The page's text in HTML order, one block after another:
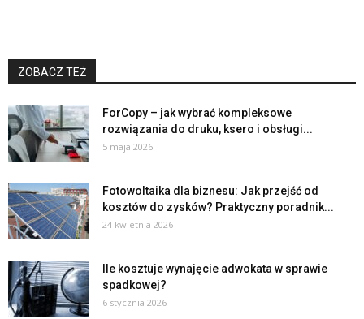
ZOBACZ TEŻ
ForCopy – jak wybrać kompleksowe
rozwiązania do druku, ksero i obsługi...
5 maja 2026
Fotowoltaika dla biznesu: Jak przejść od
kosztów do zysków? Praktyczny poradnik...
24 kwietnia 2026
Ile kosztuje wynajęcie adwokata w sprawie
spadkowej?
6 stycznia 2026